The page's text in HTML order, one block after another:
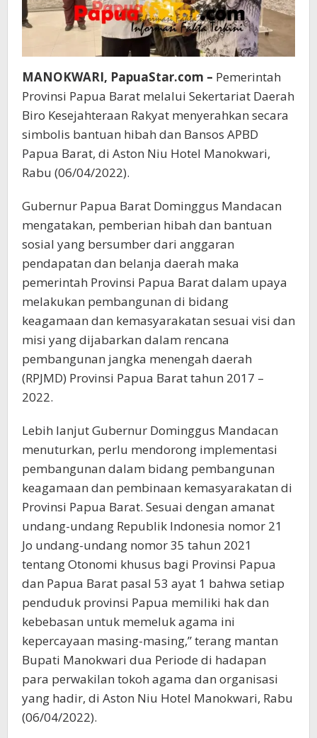
MANOKWARI, PapuaStar.com – Pemerintah
Provinsi Papua Barat melalui Sekertariat Daerah
Biro Kesejahteraan Rakyat menyerahkan secara
simbolis bantuan hibah dan Bansos APBD
Papua Barat, di Aston Niu Hotel Manokwari,
Rabu (06/04/2022).
Gubernur Papua Barat Dominggus Mandacan
mengatakan, pemberian hibah dan bantuan
sosial yang bersumber dari anggaran
pendapatan dan belanja daerah maka
pemerintah Provinsi Papua Barat dalam upaya
melakukan pembangunan di bidang
keagamaan dan kemasyarakatan sesuai visi dan
misi yang dijabarkan dalam rencana
pembangunan jangka menengah daerah
(RPJMD) Provinsi Papua Barat tahun 2017 –
2022.
Lebih lanjut Gubernur Dominggus Mandacan
menuturkan, perlu mendorong implementasi
pembangunan dalam bidang pembangunan
keagamaan dan pembinaan kemasyarakatan di
Provinsi Papua Barat. Sesuai dengan amanat
undang-undang Republik Indonesia nomor 21
Jo undang-undang nomor 35 tahun 2021
tentang Otonomi khusus bagi Provinsi Papua
dan Papua Barat pasal 53 ayat 1 bahwa setiap
penduduk provinsi Papua memiliki hak dan
kebebasan untuk memeluk agama ini
kepercayaan masing-masing,” terang mantan
Bupati Manokwari dua Periode di hadapan
para perwakilan tokoh agama dan organisasi
yang hadir, di Aston Niu Hotel Manokwari, Rabu
(06/04/2022).